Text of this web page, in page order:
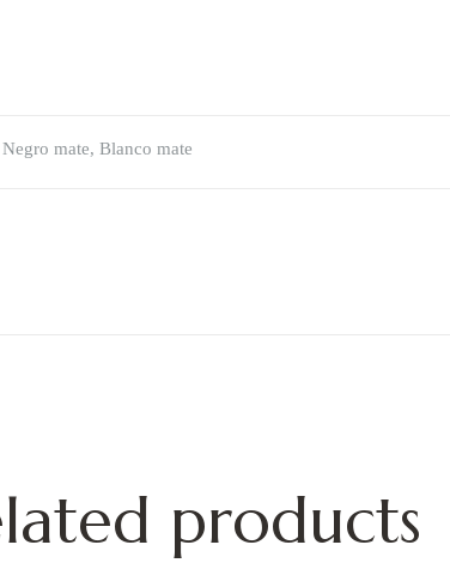
mate, Blanco mate
products